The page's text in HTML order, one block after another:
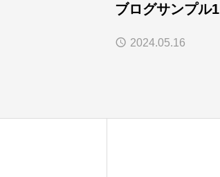
ブログサンプル1
2024.05.16